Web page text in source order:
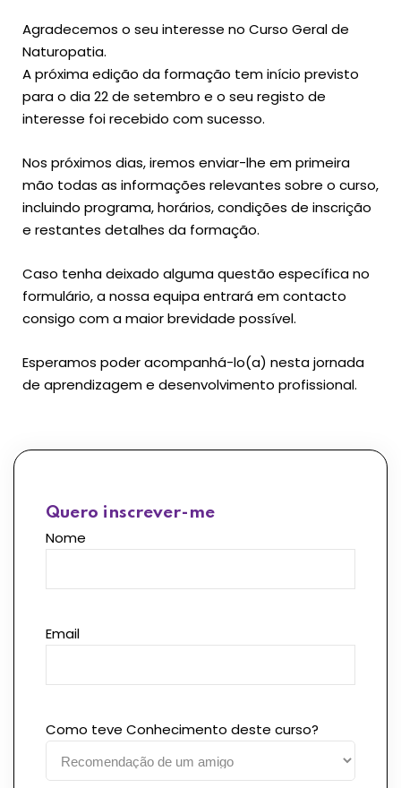
Agradecemos o seu interesse no Curso Geral de
Naturopatia.
A próxima edição da formação tem início previsto
para o dia 22 de setembro e o seu registo de
interesse foi recebido com sucesso.
Nos próximos dias, iremos enviar-lhe em primeira
mão todas as informações relevantes sobre o curso,
incluindo programa, horários, condições de inscrição
e restantes detalhes da formação.
Caso tenha deixado alguma questão específica no
formulário, a nossa equipa entrará em contacto
consigo com a maior brevidade possível.
Esperamos poder acompanhá-lo(a) nesta jornada
de aprendizagem e desenvolvimento profissional.
Quero inscrever-me
Nome
Email
Como teve Conhecimento deste curso?